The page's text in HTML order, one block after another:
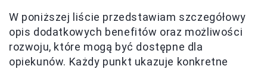
W poniższej liście przedstawiam szczegółowy
opis dodatkowych benefitów oraz możliwości
rozwoju, które mogą być dostępne dla
opiekunów. Każdy punkt ukazuje konkretne